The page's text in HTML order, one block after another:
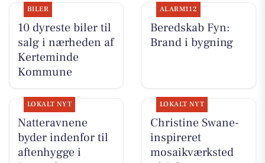
BILER
10 dyreste biler til
salg i nærheden af
Kerteminde
Kommune
ALARM112
Beredskab Fyn:
Brand i bygning
LOKALT NYT
Natteravnene
byder indenfor til
aftenhygge i
LOKALT NYT
Christine Swane-
inspireret
mosaikværksted